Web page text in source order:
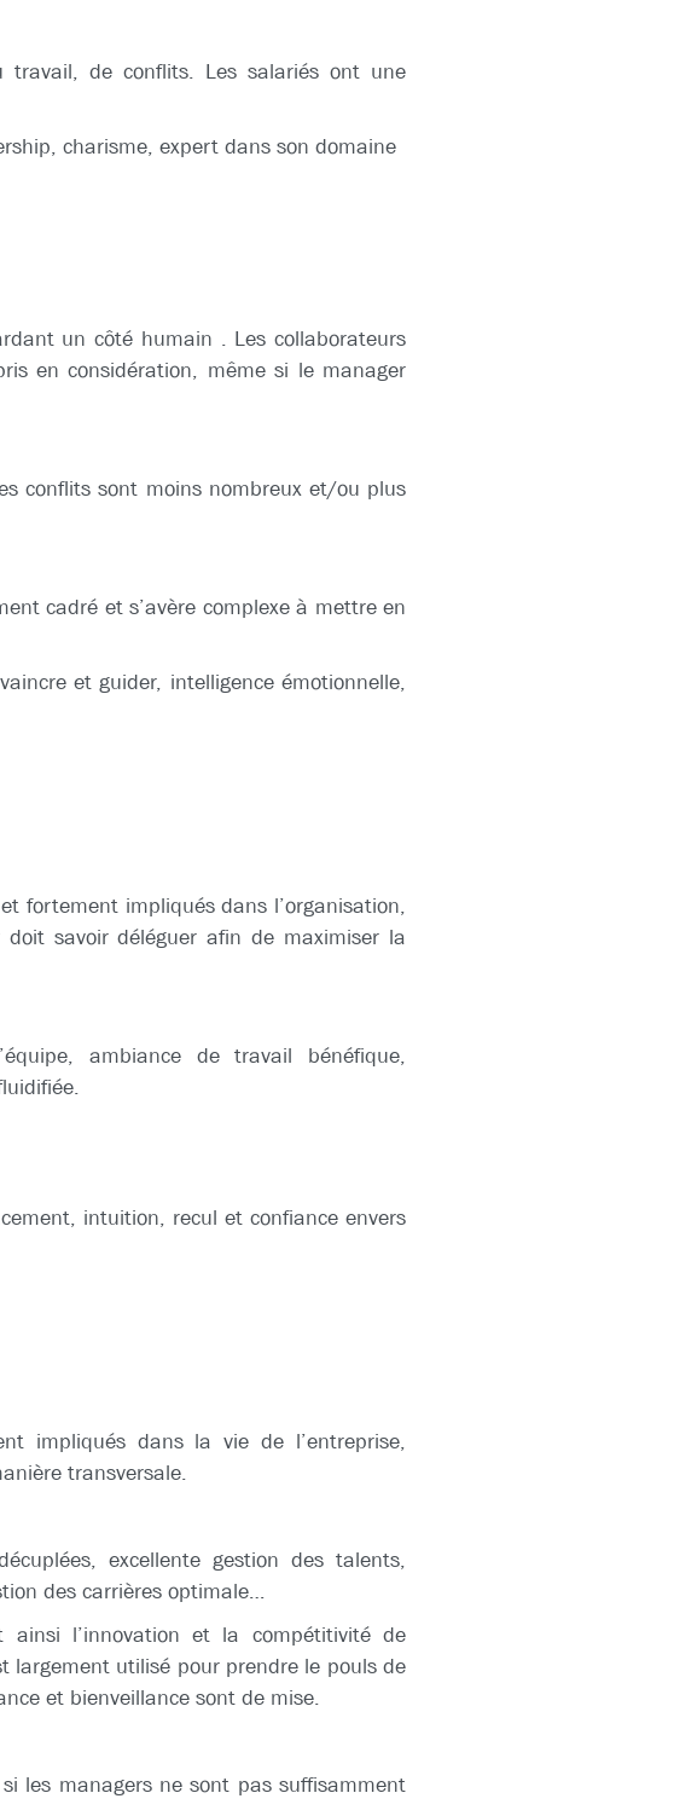
de conflits. Les salariés ont une
charisme, expert dans son domaine
un côté humain . Les collaborateurs
en considération, même si le manager
conflits sont moins nombreux et/ou plus
cadré et s’avère complexe à mettre en
et guider, intelligence émotionnelle,
fortement impliqués dans l’organisation,
savoir déléguer afin de maximiser la
ambiance de travail bénéfique,
intuition, recul et confiance envers
impliqués dans la vie de l’entreprise,
transversale.
excellente gestion des talents,
des carrières optimale…
ainsi l’innovation et la compétitivité de
largement utilisé pour prendre le pouls de
et bienveillance sont de mise.
les managers ne sont pas suffisamment